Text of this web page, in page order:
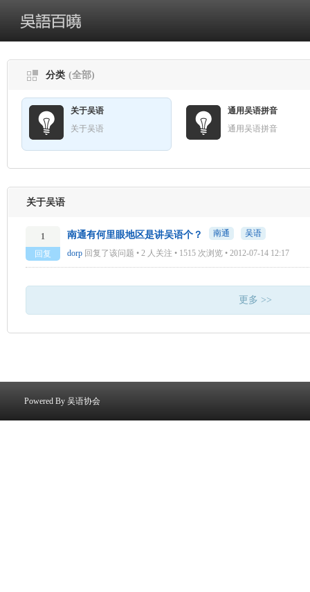
分类 (全部)
关于吴语
关于吴语
通用吴语拼音
通用吴语拼音
关于吴语
1
回复
南通有何里眼地区是讲吴语个？ 南通 吴语
dorp 回复了该问题 • 2 人关注 • 1515 次浏览 • 2012-07-14 12:17
更多 >>
Powered By 吴语协会